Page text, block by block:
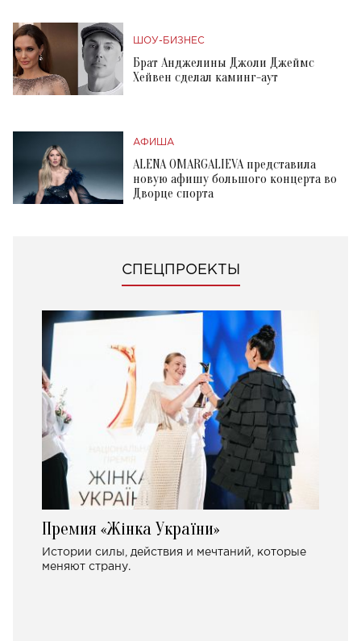
ШОУ-БИЗНЕС
Брат Анджелины Джоли Джеймс
Хейвен сделал каминг-аут
АФИША
ALENA OMARGALIEVA представила
новую афишу большого концерта во
Дворце спорта
СПЕЦПРОЕКТЫ
Премия «Жінка України»
Истории силы, действия и мечтаний, которые
меняют страну.